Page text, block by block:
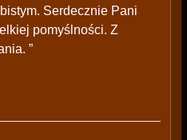
Serdecznie Pani
pomyślności. Z
”